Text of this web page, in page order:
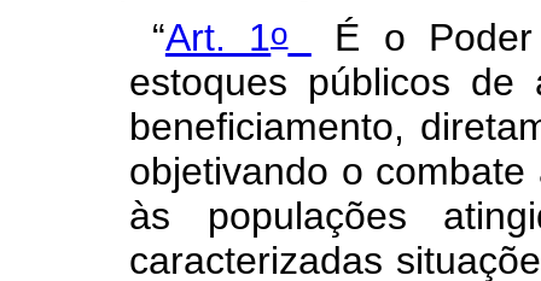
“Art. 1o
É o Poder
estoques públicos de
beneficiamento,
objetivando o
às populações
caracterizadas